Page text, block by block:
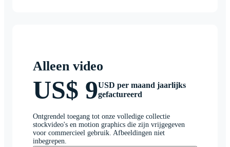
Alleen video
US$ 9USD per maand jaarlijks
gefactureerd
Ontgrendel toegang tot onze volledige collectie
stockvideo's en motion graphics die zijn vrijgegeven
voor commercieel gebruik. Afbeeldingen niet
inbegrepen.